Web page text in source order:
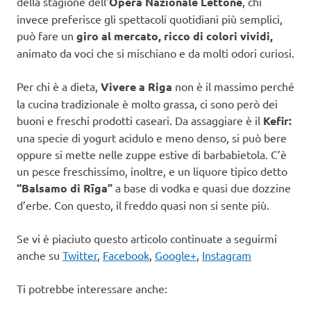
invece preferisce gli spettacoli quotidiani più semplici,
può fare un giro al mercato, ricco di colori vividi,
animato da voci che si mischiano e da molti odori curiosi.
Per chi è a dieta, Vivere a Riga non è il massimo perché
la cucina tradizionale è molto grassa, ci sono però dei
buoni e freschi prodotti caseari. Da assaggiare è il Kefir:
una specie di yogurt acidulo e meno denso, si può bere
oppure si mette nelle zuppe estive di barbabietola. C’è
un pesce freschissimo, inoltre, e un liquore tipico detto
“Balsamo di Rīga” a base di vodka e quasi due dozzine
d’erbe. Con questo, il freddo quasi non si sente più.
Se vi è piaciuto questo articolo continuate a seguirmi
anche su Twitter, Facebook, Google+, Instagram
Ti potrebbe interessare anche: